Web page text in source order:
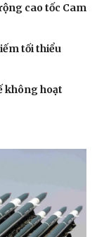
cao tốc Cam
tối thiểu
không hoạt